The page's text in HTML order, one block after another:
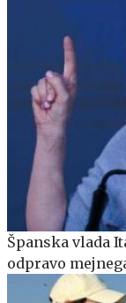
Španska vlada
odpravo